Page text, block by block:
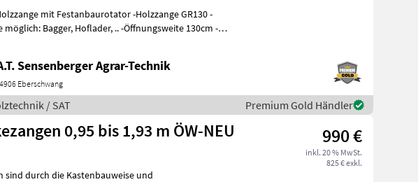
mit Festanbaurotator -Holzzange GR130 -
.. -Öffnungsweite 130cm -
Sensenberger Agrar-Technik
4906 Eberschwang
/ SAT Premium Gold Händler
0,95 bis 1,93 m ÖW-NEU 990 €
inkl. 20 % MwSt.
825 € exkl.
sind durch die Kastenbauweise und